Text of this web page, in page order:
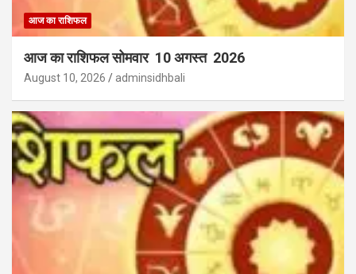
आज का राशिफल
आज का राशिफल सोमवार 10 अगस्त 2026
August 10, 2026 adminsidhbali